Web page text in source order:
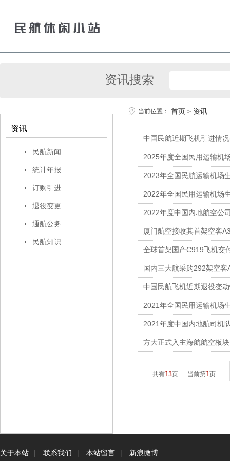
资讯搜索
资讯
民航新闻
统计年报
订购引进
退役变更
通航公务
民航知识
当前位置： 首页 > 资讯
中国民航近期飞机引进情
2025年度全国民用运输机
2023年全国民航运输机场
2022年全国民用运输机场
2022年度中国内地航空公
厦门航空接收其首架空客
全球首架国产C919飞机交
国内三大航采购292架空
中国民航飞机近期退役变
2021年全国民用运输机场
2021年度中国内地航司机
方大正式入主海航航空板块
共有13页 当前第1页
关于本站 | 联系我们 | 本站留言 |
新浪微博